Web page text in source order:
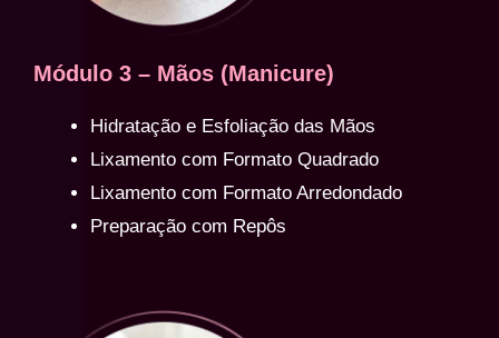
Módulo 3 – Mãos (Manicure)
Hidratação e Esfoliação das Mãos
Lixamento com Formato Quadrado
Lixamento com Formato Arredondado
Preparação com Repôs